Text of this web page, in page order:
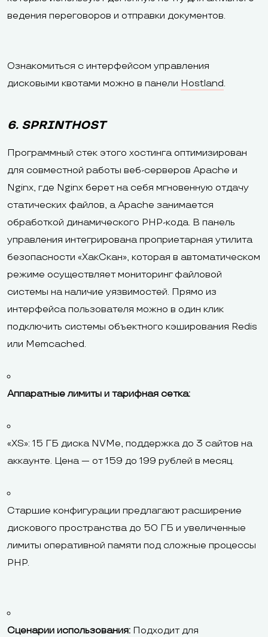
ведения переговоров и отправки документов.
Ознакомиться с интерфейсом управления
дисковыми квотами можно в панели Hostland.
6. SPRINTHOST
Программный стек этого хостинга оптимизирован
для совместной работы веб-серверов Apache и
Nginx, где Nginx берет на себя мгновенную отдачу
статических файлов, а Apache занимается
обработкой динамического PHP-кода. В панель
управления интегрирована проприетарная утилита
безопасности «ХакСкан», которая в автоматическом
режиме осуществляет мониторинг файловой
системы на наличие уязвимостей. Прямо из
интерфейса пользователя можно в один клик
подключить системы объектного кэширования Redis
или Memcached.
Аппаратные лимиты и тарифная сетка:
«XS»: 15 ГБ диска NVMe, поддержка до 3 сайтов на
аккаунте. Цена — от 159 до 199 рублей в месяц.
Старшие конфигурации предлагают расширение
дискового пространства до 50 ГБ и увеличенные
лимиты оперативной памяти под сложные процессы
PHP.
Сценарии использования: Подходит для